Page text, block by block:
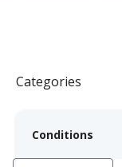
Categories
Conditions